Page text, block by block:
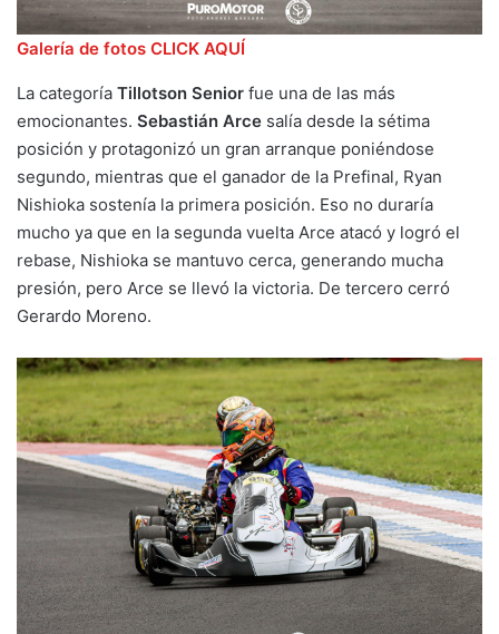
Galería de fotos CLICK AQUÍ
La categoría Tillotson Senior fue una de las más
emocionantes. Sebastián Arce salía desde la sétima
posición y protagonizó un gran arranque poniéndose
segundo, mientras que el ganador de la Prefinal, Ryan
Nishioka sostenía la primera posición. Eso no duraría
mucho ya que en la segunda vuelta Arce atacó y logró el
rebase, Nishioka se mantuvo cerca, generando mucha
presión, pero Arce se llevó la victoria. De tercero cerró
Gerardo Moreno.